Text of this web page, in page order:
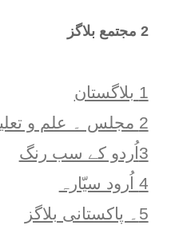
2 مجتمع بلاگز
1 بلاگستان
2 مجلس ۔ علم و تعلیمی فورم
3اُردو کے سب رنگ
4 اُرود سیّارہ
5۔ پاکستانی بلاگز